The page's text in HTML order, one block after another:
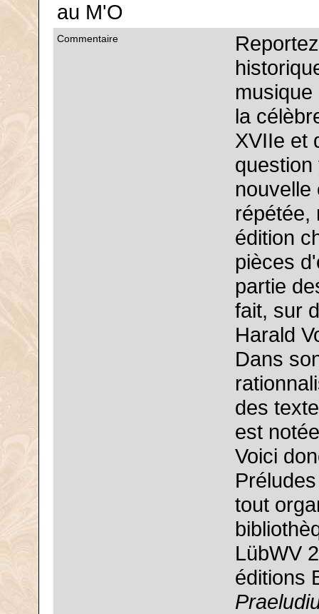
au M'O
Commentaire
la
XVIIe et
nouvelle
répétée,
édition
pièces
partie
fait, sur
Harald
Dans
des
est
Voici
tout
LübWV
éditions